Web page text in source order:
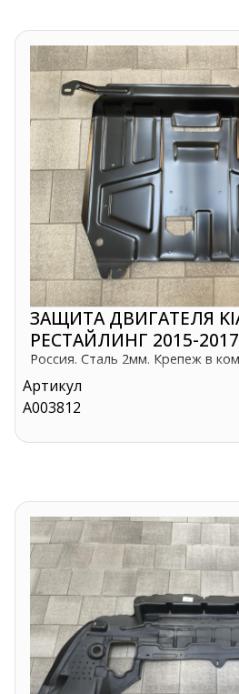
ЗАЩИТА ДВИГАТЕЛЯ
РЕСТАЙЛИНГ 2015-2017
Россия. Сталь 2мм. Крепеж в
Артикул
A003812
Контакты
+375 29 870 15 80